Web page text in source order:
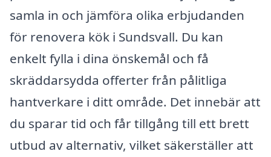
samla in och jämföra olika erbjudanden
för renovera kök i Sundsvall. Du kan
enkelt fylla i dina önskemål och få
skräddarsydda offerter från pålitliga
hantverkare i ditt område. Det innebär att
du sparar tid och får tillgång till ett brett
utbud av alternativ, vilket säkerställer att